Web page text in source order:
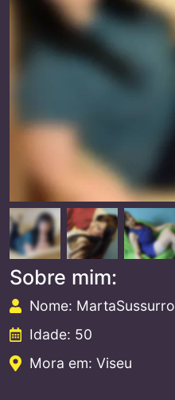
Sobre mim:
Nome: MartaSussurro
Idade: 50
Mora em: Viseu